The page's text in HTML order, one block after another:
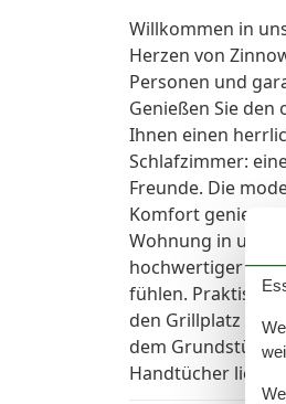
Willkommen in
Herzen von
Personen und
Genießen Sie
Ihnen einen
Schlafzimmer:
Freunde. Die
Komfort genießen
Wohnung in
hochwertiger
fühlen.
den Grillplatz mit
dem Grundstück
Handtücher